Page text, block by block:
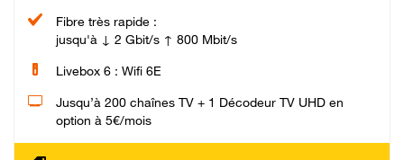
Fibre très rapide :
jusqu'à ↓ 2 Gbit/s ↑ 800 Mbit/s
Livebox 6 : Wifi 6E
Jusqu’à 200 chaînes TV + 1 Décodeur TV UHD en
option à 5€/mois